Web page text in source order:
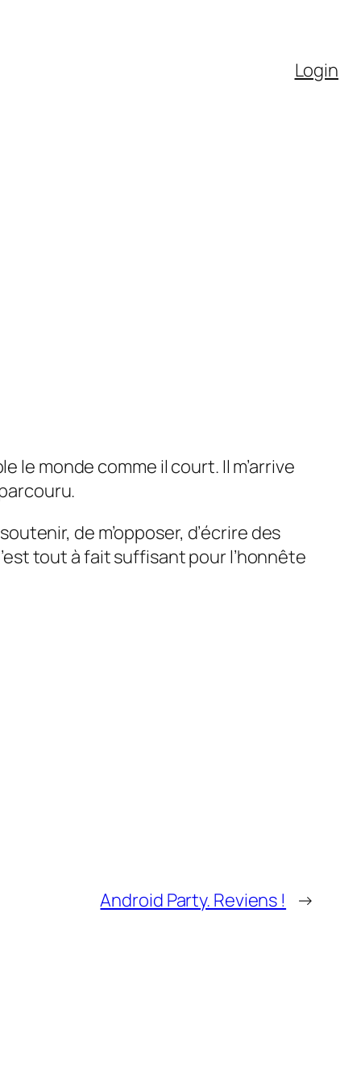
Login
le monde comme il court. Il m’arrive
de m’opposer, d’écrire des
tout à fait suffisant pour l’honnête
Android Party. Reviens ! →